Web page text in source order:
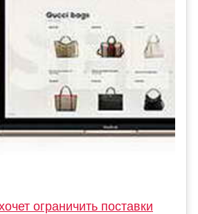
ограничить поставки